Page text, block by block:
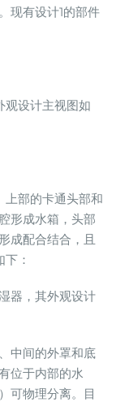
现有设计1的部件
观设计主视图如
上部的卡通头部和
形成水箱，头部
成配合结合，且
：
器，其外观设计
中间的外罩和底
位于内部的水
可物理分离。目